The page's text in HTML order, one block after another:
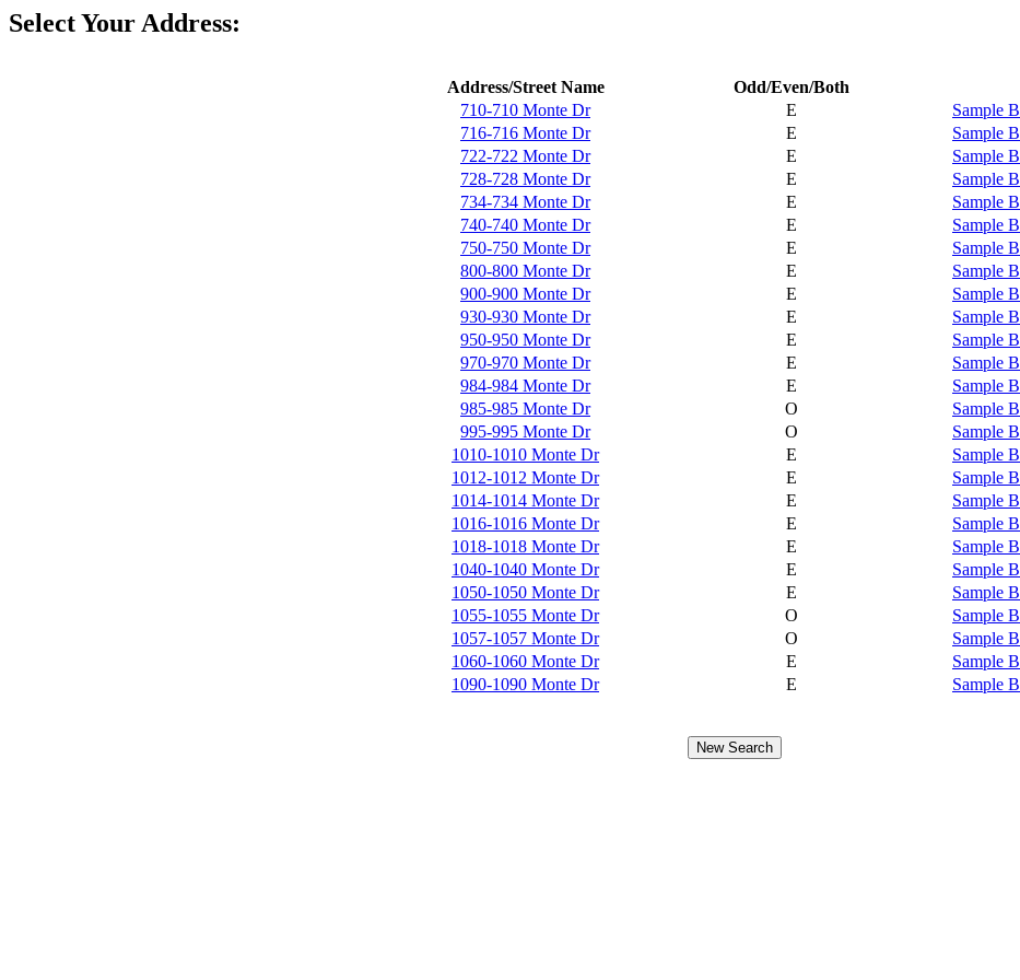
Select Your Address:
Address/Street Name
Odd/Even/Both
710-710 Monte Dr
E
Sample
716-716 Monte Dr
E
Sample
722-722 Monte Dr
E
Sample
728-728 Monte Dr
E
Sample
734-734 Monte Dr
E
Sample
740-740 Monte Dr
E
Sample
750-750 Monte Dr
E
Sample
800-800 Monte Dr
E
Sample
900-900 Monte Dr
E
Sample
930-930 Monte Dr
E
Sample
950-950 Monte Dr
E
Sample
970-970 Monte Dr
E
Sample
984-984 Monte Dr
E
Sample
985-985 Monte Dr
O
Sample
995-995 Monte Dr
O
Sample
1010-1010 Monte Dr
E
Sample
1012-1012 Monte Dr
E
Sample
1014-1014 Monte Dr
E
Sample
1016-1016 Monte Dr
E
Sample
1018-1018 Monte Dr
E
Sample
1040-1040 Monte Dr
E
Sample
1050-1050 Monte Dr
E
Sample
1055-1055 Monte Dr
O
Sample
1057-1057 Monte Dr
O
Sample
1060-1060 Monte Dr
E
Sample
1090-1090 Monte Dr
E Sample